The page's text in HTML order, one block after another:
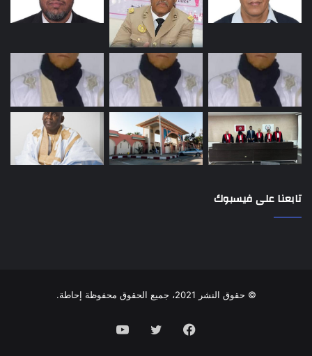
تابعنا على فيسبوك
© حقوق النشر 2021، جميع الحقوق محفوظة إحاطة.
فيسبوك تويتر يوتيوب